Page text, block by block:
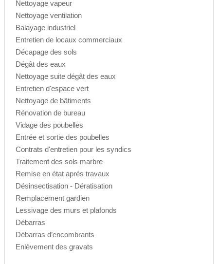
Nettoyage vapeur
Nettoyage ventilation
Balayage industriel
Entretien de locaux commerciaux
Décapage des sols
Dégât des eaux
Nettoyage suite dégât des eaux
Entretien d'espace vert
Nettoyage de bâtiments
Rénovation de bureau
Vidage des poubelles
Entrée et sortie des poubelles
Contrats d'entretien pour les syndics
Traitement des sols marbre
Remise en état aprés travaux
Désinsectisation - Dératisation
Remplacement gardien
Lessivage des murs et plafonds
Débarras
Débarras d’encombrants
Enlèvement des gravats